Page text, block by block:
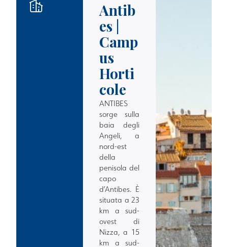
Antib
es |
Camp
us
Horti
cole
ANTIBES
sorge sulla
baia degli
Angeli, a
nord-est
della
penisola del
capo
d’Antibes. È
situata a 23
km a sud-
ovest di
Nizza, a 15
km a sud-